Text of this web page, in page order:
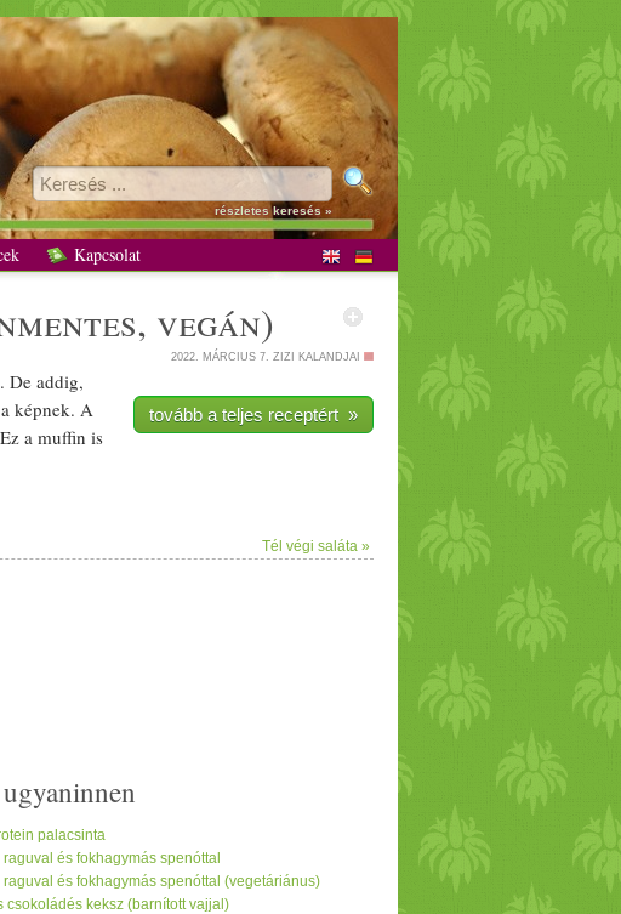
részletes keresés »
Kapcsolat
, vegán)
2022. MÁRCIUS 7. ZIZI KALANDJAI
tovább a teljes receptért »
De addig,
képnek. A
a muffin is
Tél végi saláta »
palacsinta
és fokhagymás spenóttal
és fokhagymás spenóttal (vegetáriánus)
csokoládés keksz (barnított vajjal)